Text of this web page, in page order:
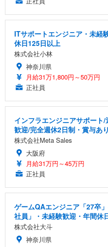
ITサポートエンジニア・未経
休日125日以上
株式会社小林
神奈川県
月給31万1,800円～50万円
正社員
インフラエンジニアサポート
歓迎/完全週休2日制・賞与あり
株式会社Meta Sales
大阪府
月給31万円～45万円
正社員
ゲームQAエンジニア「27卒
社員」・未経験歓迎・年間休
株式会社大斗
神奈川県